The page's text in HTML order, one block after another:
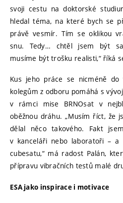
svoji cestu na doktorské
hledal téma, na které bych se
právě vesmír. Tím se oklikou
snu. Tedy… chtěl jsem být
musíme být trošku realisti,“ říká
Kus jeho práce se nicméně
kolegům z odboru pomáhá s
v rámci mise BRNOsat v
oběžnou dráhu. „Musím říct, že
dělal něco takového. Fakt
v kanceláři nebo laboratoři – a
cubesatu,“ má radost Palán,
přípravu vibračních testů malé
ESA jako inspirace i motivace